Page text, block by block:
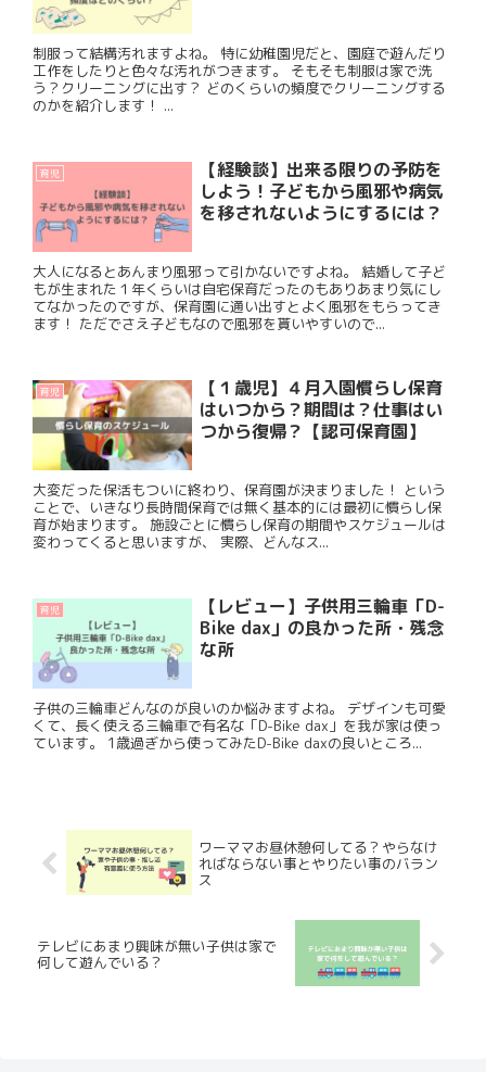
制服って結構汚れますよね。 特に幼稚園児だと、園庭で遊んだり
工作をしたりと色々な汚れがつきます。 そもそも制服は家で洗
う？クリーニングに出す？ どのくらいの頻度でクリーニングする
のかを紹介します！ ...
育児
【経験談】出来る限りの予防を
しよう！子どもから風邪や病気
を移されないようにするには？
大人になるとあんまり風邪って引かないですよね。 結婚して子ど
もが生まれた１年くらいは自宅保育だったのもありあまり気にし
てなかったのですが、保育園に通い出すとよく風邪をもらってき
ます！ ただでさえ子どもなので風邪を貰いやすいので...
育児
【１歳児】４月入園慣らし保育
はいつから？期間は？仕事はい
つから復帰？【認可保育園】
大変だった保活もついに終わり、保育園が決まりました！ という
ことで、いきなり長時間保育では無く基本的には最初に慣らし保
育が始まります。 施設ごとに慣らし保育の期間やスケジュールは
変わってくると思いますが、 実際、どんなス...
育児
【レビュー】子供用三輪車「D-
Bike dax」の良かった所・残念
な所
子供の三輪車どんなのが良いのか悩みますよね。 デザインも可愛
くて、長く使える三輪車で有名な「D-Bike dax」を我が家は使っ
ています。 1歳過ぎから使ってみたD-Bike daxの良いところ...
ワーママお昼休憩何してる？やらなけ
ればならない事とやりたい事のバラン
ス
テレビにあまり興味が無い子供は家で
何して遊んでいる？